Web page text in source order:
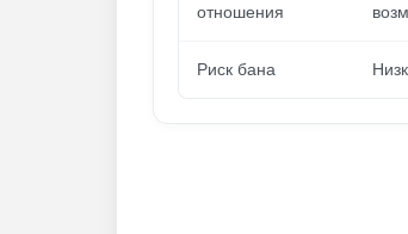
отношения
Риск бана